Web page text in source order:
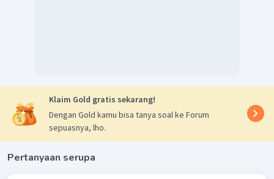
Klaim Gold gratis sekarang!
Dengan Gold kamu bisa tanya soal ke Forum
sepuasnya, lho.
Pertanyaan serupa